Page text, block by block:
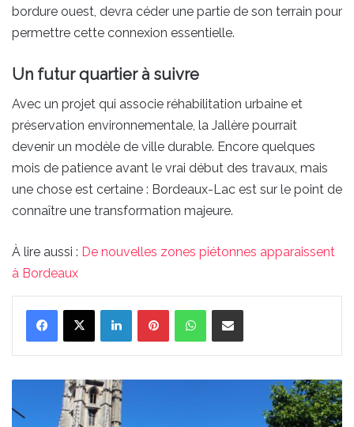
bordure ouest, devra céder une partie de son terrain pour
permettre cette connexion essentielle.
Un futur quartier à suivre
Avec un projet qui associe réhabilitation urbaine et
préservation environnementale, la Jallère pourrait
devenir un modèle de ville durable. Encore quelques
mois de patience avant le vrai début des travaux, mais
une chose est certaine : Bordeaux-Lac est sur le point de
connaître une transformation majeure.
À lire aussi : De nouvelles zones piétonnes apparaissent
à Bordeaux
LinkedinPinterestWhatsAppPartager par email
nouvelles
zones